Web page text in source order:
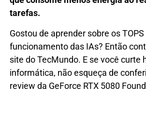
tarefas.
Gostou de aprender sobre os TOPS
funcionamento das IAs? Então
site do TecMundo. E se você curte
informática, não esqueça de
review da GeForce RTX 5080